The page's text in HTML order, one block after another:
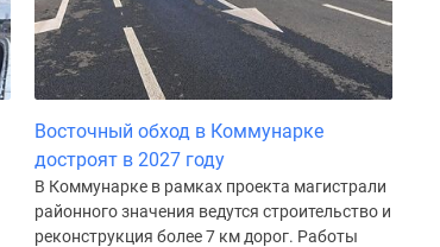
Восточный обход в Коммунарке
достроят в 2027 году
В Коммунарке в рамках проекта магистрали
районного значения ведутся строительство и
реконструкция более 7 км дорог. Работы